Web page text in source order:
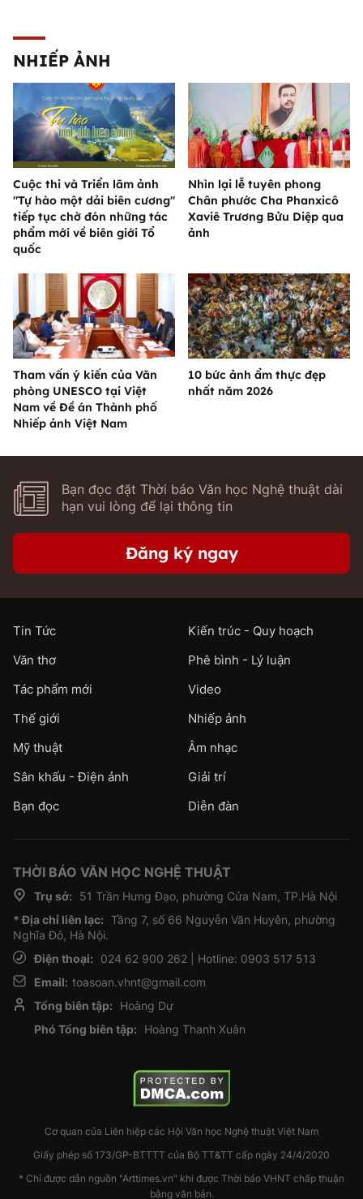
NHIẾP ẢNH
Cuộc thi và Triển lãm ảnh
"Tự hào một dải biên cương"
tiếp tục chờ đón những tác
phẩm mới về biên giới Tổ
quốc
Nhìn lại lễ tuyên phong
Chân phước Cha Phanxicô
Xaviê Trương Bửu Diệp qua
ảnh
Tham vấn ý kiến của Văn
phòng UNESCO tại Việt
Nam về Đề án Thành phố
Nhiếp ảnh Việt Nam
10 bức ảnh ẩm thực đẹp
nhất năm 2026
Bạn đọc đặt Thời báo Văn học Nghệ thuật dài
hạn vui lòng để lại thông tin
Đăng ký ngay
Tin Tức
Kiến trúc - Quy hoạch
Văn thơ
Phê bình - Lý luận
Tác phẩm mới
Video
Thế giới
Nhiếp ảnh
Mỹ thuật
Âm nhạc
Sân khấu - Điện ảnh
Giải trí
Bạn đọc
Diễn đàn
THỜI BÁO VĂN HỌC NGHỆ THUẬT
Trụ sở:
51 Trần Hưng Đạo, phường Cửa Nam, TP.Hà Nội
* Địa chỉ liên lạc: Tầng 7, số 66 Nguyễn Văn Huyên, phường
Nghĩa Đô, Hà Nội.
Điện thoại:
024 62 900 262 | Hotline: 0903 517 513
Email: toasoan.vhnt@gmail.com
Tổng biên tập:
Hoàng Dự
Phó Tổng biên tập:
Hoàng Thanh Xuân
Cơ quan của Liên hiệp các Hội Văn học Nghệ thuật Việt Nam
Giấy phép số 173/GP-BTTTT của Bộ TT&TT cấp ngày 24/4/2020
* Chỉ được dẫn nguồn "Arttimes.vn" khi được Thời báo VHNT chấp thuận
bằng văn bản.